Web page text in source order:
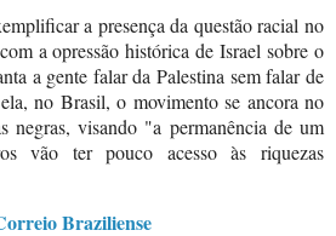
a presença da questão racial no
a opressão histórica de Israel sobre o
a gente falar da Palestina sem falar de
no Brasil, o movimento se ancora no
negras, visando "a permanência de um
vão ter pouco acesso às riquezas
Braziliense